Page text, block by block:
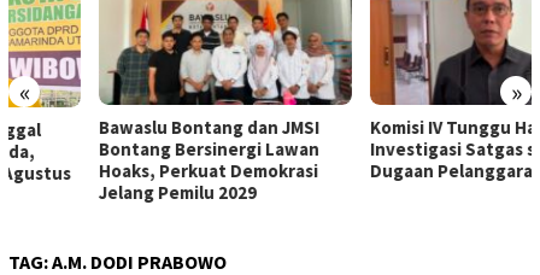
« »
Bawaslu Bontang dan JMSI
Bontang Bersinergi Lawan
Hoaks, Perkuat Demokrasi
Jelang Pemilu 2029
Komisi IV Tunggu Hasil
Investigasi Satgas soal
Dugaan Pelanggaran SPMB
TAG:A.M. DODI PRABOWO